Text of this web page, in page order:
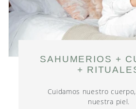
SAHUMERIOS +
+
Cuidamos nuestro
nuestra piel.